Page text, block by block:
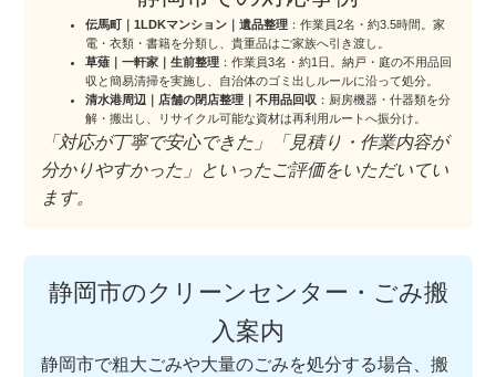
伝馬町｜1LDKマンション｜遺品整理 ：作業員2名・約3.5時間。家
電・衣類・書籍を分類し、貴重品はご家族へ引き渡し。
草薙｜一軒家｜生前整理 ：作業員3名・約1日。納戸・庭の不用品回
収と簡易清掃を実施し、自治体のゴミ出しルールに沿って処分。
清水港周辺｜店舗の閉店整理｜不用品回収 ：厨房機器・什器類を分
解・搬出し、リサイクル可能な資材は再利用ルートへ振分け。
「対応が丁寧で安心できた」「見積り・作業内容が
分かりやすかった」といったご評価をいただいてい
ます。
静岡市のクリーンセンター・ごみ搬
入案内
静岡市で粗大ごみや大量のごみを処分する場合、搬